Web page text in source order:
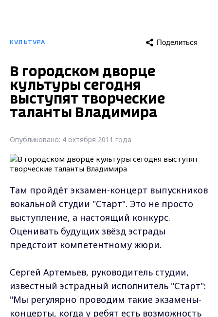
КУЛЬТУРА Поделиться
В городском дворце
культуры сегодня
выступят творческие
таланты Владимира
Опубликовано: 4 октября 2011 года
Там пройдёт экзамен-концерт выпускников
вокальной студии "Старт". Это не просто
выступление, а настоящий конкурс.
Оценивать будущих звёзд эстрады
предстоит компетентному жюри.
Сергей Артемьев, руководитель студии,
известный эстрадный исполнитель "Старт":
"Мы регулярно проводим такие экзамены-
концерты, когда у ребят есть возможность